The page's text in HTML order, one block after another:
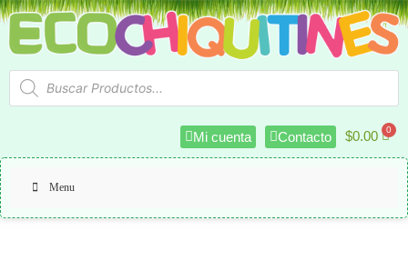
Mi cuenta Contacto $0.00
Menu